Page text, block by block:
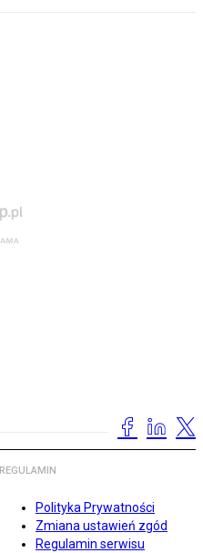
REGULAMIN
Polityka Prywatności
Zmiana ustawień zgód
Regulamin serwisu